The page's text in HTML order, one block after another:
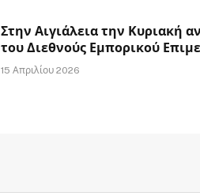
Στην Αιγιάλεια την Κυριακή
του Διεθνούς Εμπορικού
15 Απριλίου 2026